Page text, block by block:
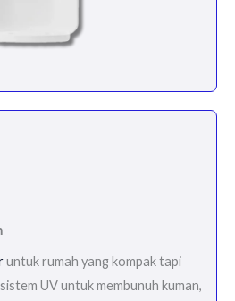
untuk rumah yang kompak tapi
UV untuk membunuh kuman,